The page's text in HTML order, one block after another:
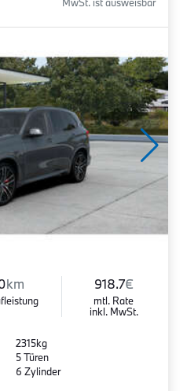
MwSt. ist ausweisbar
km 918.7€
mtl. Rate
inkl. MwSt.
2315kg
5 Türen
6 Zylinder